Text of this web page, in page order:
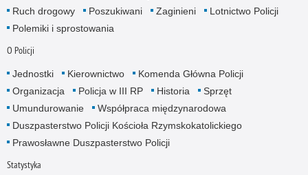
Ruch drogowy
Poszukiwani Zaginieni
Lotnictwo Policji
Polemiki i sprostowania
O Policji
Jednostki Kierownictwo
Komenda Główna Policji
Organizacja
Policja w III RP Historia
Sprzęt
Umundurowanie
Współpraca międzynarodowa
Duszpasterstwo Policji Kościoła Rzymskokatolickiego
Prawosławne Duszpasterstwo Policji
Statystyka